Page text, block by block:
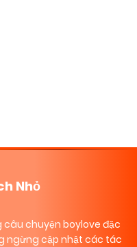
Nhỏ
câu chuyện boylove đặc
ngừng cập nhật các tác